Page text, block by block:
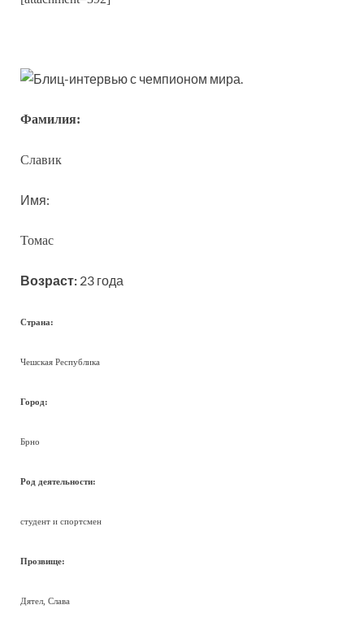
Блиц-интервью с чемпионом мира.
Фамилия:
Славик
Имя:
Томас
Возраст: 23 года
Страна:
Чешская Республика
Город:
Брно
Род деятельности:
студент и спортсмен
Прозвище:
Дятел, Слава